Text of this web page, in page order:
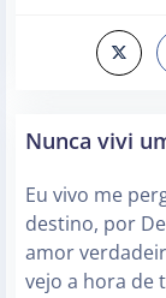
Nunca vivi
Eu vivo me
destino, por
amor
vejo a hora de